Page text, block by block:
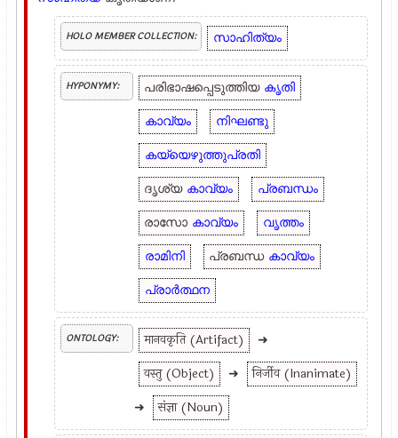
HOLO MEMBER COLLECTION: സാഹിത്യം
HYPONYMY: പരിഭാഷപ്പെടുത്തിയ കൃതി
കാവ്യം
നിഘണ്ടു
കയ്യെഴുത്തുപ്രതി
ദൃശ്യ കാവ്യം
പ്രബന്ധം
രാസോ കാവ്യം
വൃത്തം
രാമിനി
പ്രബന്ധ കാവ്യം
പ്രാർത്ഥന
ONTOLOGY: मानवकृति (Artifact)
➜
वस्तु (Object)
➜
निर्जीव (Inanimate)
➜
संज्ञा (Noun)